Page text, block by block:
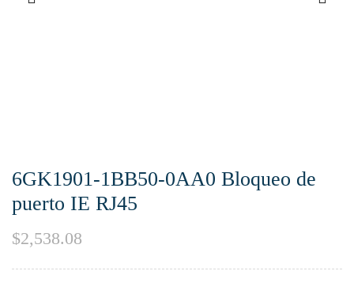
6GK1901-1BB50-0AA0 Bloqueo de
puerto IE RJ45
$2,538.08